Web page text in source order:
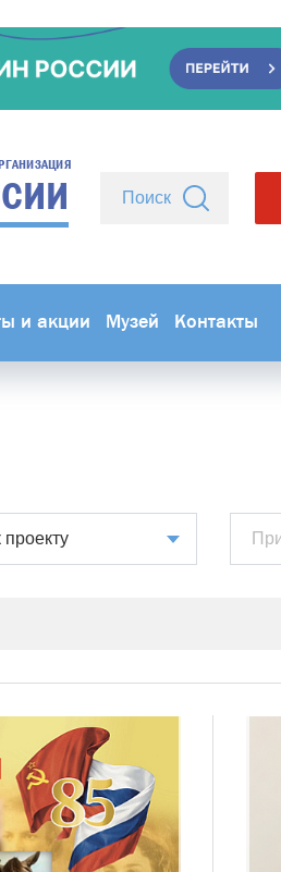
и акции Музей Контакты
проекту